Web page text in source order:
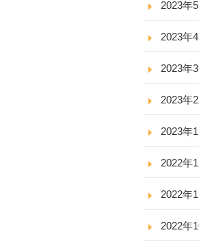
2023年5
2023年4
2023年3
2023年2
2023年1
2022年
2022年
2022年